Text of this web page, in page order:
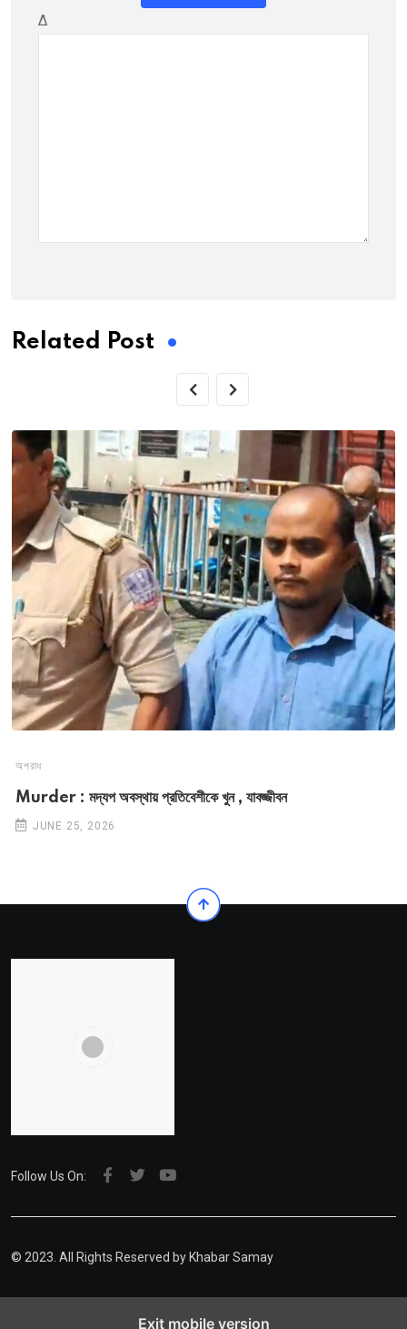
Δ
Related Post
অপরাধ
Murder : মদ্যপ অবস্থায় প্রতিবেশীকে খুন , যাবজ্জীবন
JUNE 25, 2026
Follow Us On:
© 2023. All Rights Reserved by Khabar Samay
Exit mobile version